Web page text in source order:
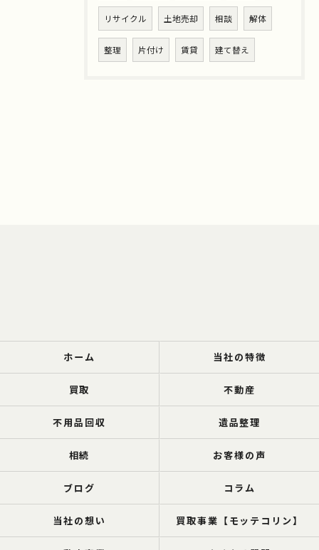
リサイクル 土地売却 相談 解体
整理 片付け 賃貸 建て替え
ホーム 当社の特徴
買取 不動産
不用品回収 遺品整理
相続 お客様の声
ブログ コラム
当社の想い 買取事業【モッテコリン】